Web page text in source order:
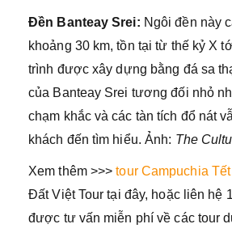
Đền Banteay Srei: Ngôi đền này
khoảng 30 km, tồn tại từ thế kỷ X
trình được xây dựng bằng đá sa
của Banteay Srei tương đối nhỏ
chạm khắc và các tàn tích đổ nát
khách đến tìm hiểu. Ảnh: The
Xem thêm >>>tour Campuchia
Đất Việt Tour tại đây, hoặc liên hệ
được tư vấn miễn phí về các tour